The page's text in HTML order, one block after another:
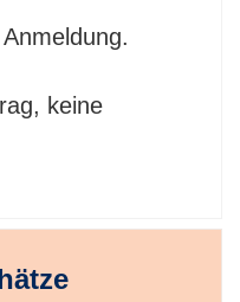
keine